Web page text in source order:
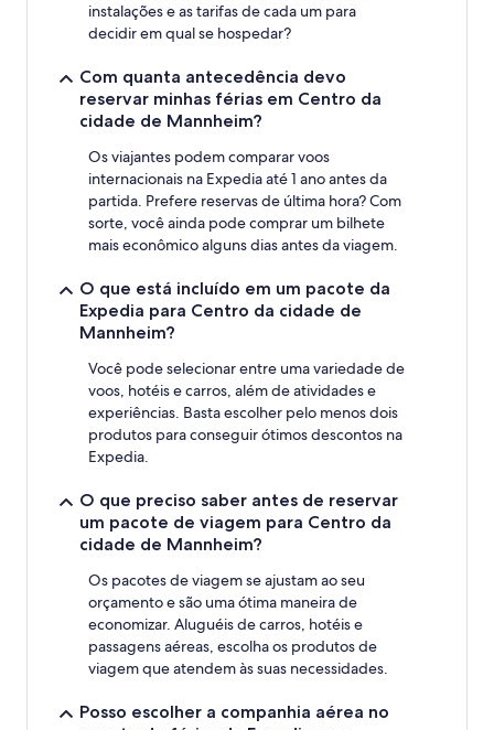
instalações e as tarifas de cada um para
decidir em qual se hospedar?
Com quanta antecedência devo
reservar minhas férias em Centro da
cidade de Mannheim?
Os viajantes podem comparar voos
internacionais na Expedia até 1 ano antes da
partida. Prefere reservas de última hora? Com
sorte, você ainda pode comprar um bilhete
mais econômico alguns dias antes da viagem.
O que está incluído em um pacote da
Expedia para Centro da cidade de
Mannheim?
Você pode selecionar entre uma variedade de
voos, hotéis e carros, além de atividades e
experiências. Basta escolher pelo menos dois
produtos para conseguir ótimos descontos na
Expedia.
O que preciso saber antes de reservar
um pacote de viagem para Centro da
cidade de Mannheim?
Os pacotes de viagem se ajustam ao seu
orçamento e são uma ótima maneira de
economizar. Aluguéis de carros, hotéis e
passagens aéreas, escolha os produtos de
viagem que atendem às suas necessidades.
Posso escolher a companhia aérea no